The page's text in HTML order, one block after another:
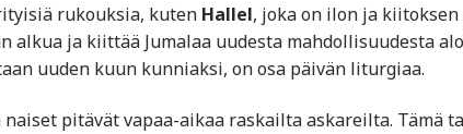
rukouksia, kuten Hallel, joka on ilon ja kiitoksen
ja kiittää Jumalaa uudesta mahdollisuudesta
uuden kuun kunniaksi, on osa päivän liturgiaa.
pitävät vapaa-aikaa raskailta askareilta. Tämä